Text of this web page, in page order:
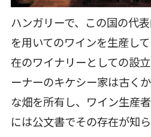
ハンガリーで、この国の代
を用いてのワインを生産し
在のワイナリーとしての設
ーナーのキケシー家は古く
な畑を所有し、ワイン生産
には公文書でその存在が知